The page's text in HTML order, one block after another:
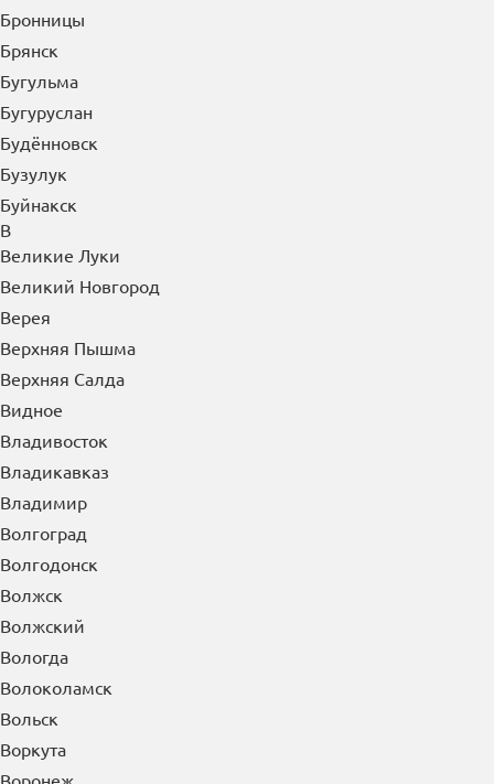
Бронницы
Брянск
Бугульма
Бугуруслан
Будённовск
Бузулук
Буйнакск
В
Великие Луки
Великий Новгород
Верея
Верхняя Пышма
Верхняя Салда
Видное
Владивосток
Владикавказ
Владимир
Волгоград
Волгодонск
Волжск
Волжский
Вологда
Волоколамск
Вольск
Воркута
Воронеж